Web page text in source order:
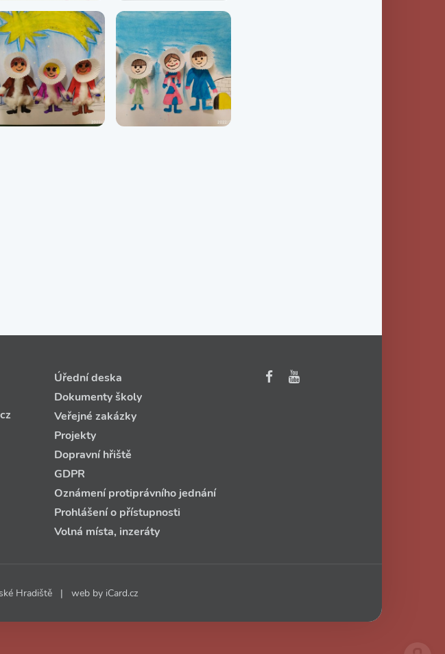
Úřední deska
Dokumenty školy
Veřejné zakázky
Projekty
Dopravní hřiště
GDPR
Oznámení protiprávního jednání
Prohlášení o přístupnosti
Volná místa, inzeráty
Hradiště | web by iCard.cz